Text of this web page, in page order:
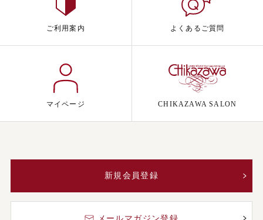
ご利用案内 よくあるご質問
マイページ CHIKAZAWA SALON
新規会員登録